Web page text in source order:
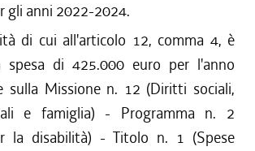
gli anni 2022-2024.
di cui all'articolo 12, comma 4, è
spesa di 425.000 euro per l'anno
sulla Missione n. 12 (Diritti sociali,
e famiglia) - Programma n. 2
la disabilità) - Titolo n. 1 (Spese